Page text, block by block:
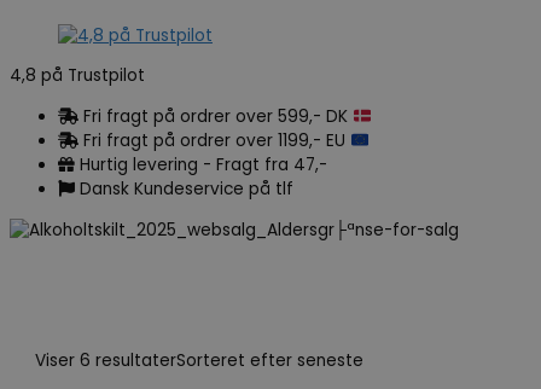
4,8 på Trustpilot
Fri fragt på ordrer over 599,- DK
Fri fragt på ordrer over 1199,- EU
Hurtig levering - Fragt fra 47,-
Dansk Kundeservice på tlf
Viser 6 resultaterSorteret efter seneste